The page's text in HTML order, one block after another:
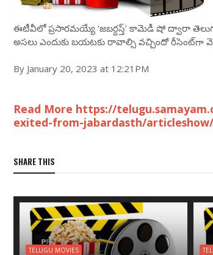
ఈటీవీలో ప్రసారమయ్యే ‘జబర్దస్త్’ కామెడీ షో ద్వారా
అసలు ఎందుకు బయటకు రావాల్సి వచ్చిందో రీసెంట్‌గా
By January 20, 2023 at 12:21PM
Read More https://
exited-from-jabardasth/articleshow/
SHARE THIS
TELUGU MOVIES